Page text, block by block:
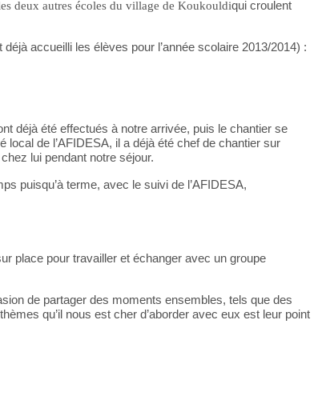
deux autres écoles du village de Koukouldiqui croulent
accueilli les élèves pour l’année scolaire 2013/2014) :
déjà été effectués à notre arrivée, puis le chantier se
de l’AFIDESA, il a déjà été chef de chantier sur
lui pendant notre séjour.
puisqu’à terme, avec le suivi de l’AFIDESA,
place pour travailler et échanger avec un groupe
de partager des moments ensembles, tels que des
qu’il nous est cher d’aborder avec eux est leur point